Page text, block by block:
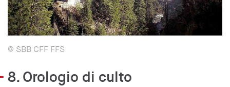
© SBB CFF FFS
8.Orologio di culto